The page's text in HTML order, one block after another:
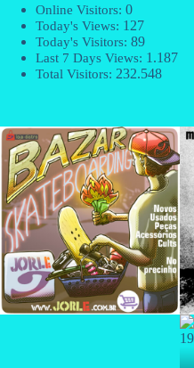
Online Visitors: 0
Today's Views: 127
Today's Visitors: 89
Last 7 Days Views: 1.187
Total Visitors: 232.548